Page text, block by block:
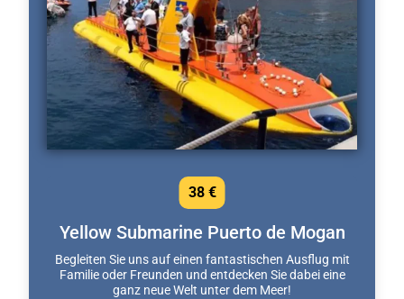
Yellow Submarine Puerto de Mogan
Begleiten Sie uns auf einen fantastischen Ausflug mit
Familie oder Freunden und entdecken Sie dabei eine
ganz neue Welt unter dem Meer!
38 €